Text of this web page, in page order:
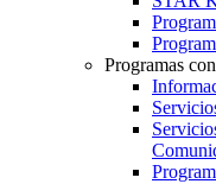
Programas